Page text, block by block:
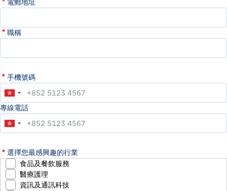
電郵地址
職稱
手機號碼
專線電話
選擇您最感興趣的行業
食品及餐飲服務
醫療護理
資訊及通訊科技